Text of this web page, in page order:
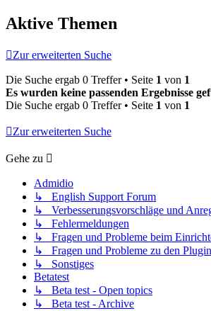
Aktive Themen
Zur erweiterten Suche
Die Suche ergab 0 Treffer • Seite 1 von 1
Es wurden keine passenden Ergebnisse
Die Suche ergab 0 Treffer • Seite 1 von 1
Zur erweiterten Suche
Gehe zu
Admidio
↳ English Support Forum
↳ Verbesserungsvorschläge und
↳ Fehlermeldungen
↳ Fragen und Probleme beim
↳ Fragen und Probleme zu den
↳ Sonstiges
Betatest
↳ Beta test - Open topics
↳ Beta test - Archive